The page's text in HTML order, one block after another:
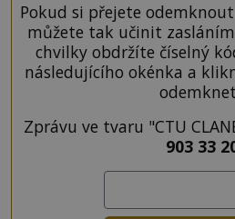
Pokud si přejete
můžete tak učinit zasláním
chvilky obdržíte číselný
následujícího okénka a
Zprávu ve tvaru "CTU
903 33